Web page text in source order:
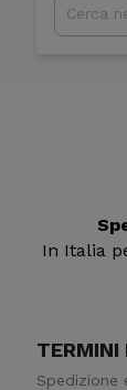
In Italia
TERMINI
Spedizione